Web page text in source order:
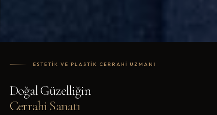
ESTETIK VE PLASTIK CERRAHI UZMANI
Doğal Güzelliğin
Cerrahi Sanatı